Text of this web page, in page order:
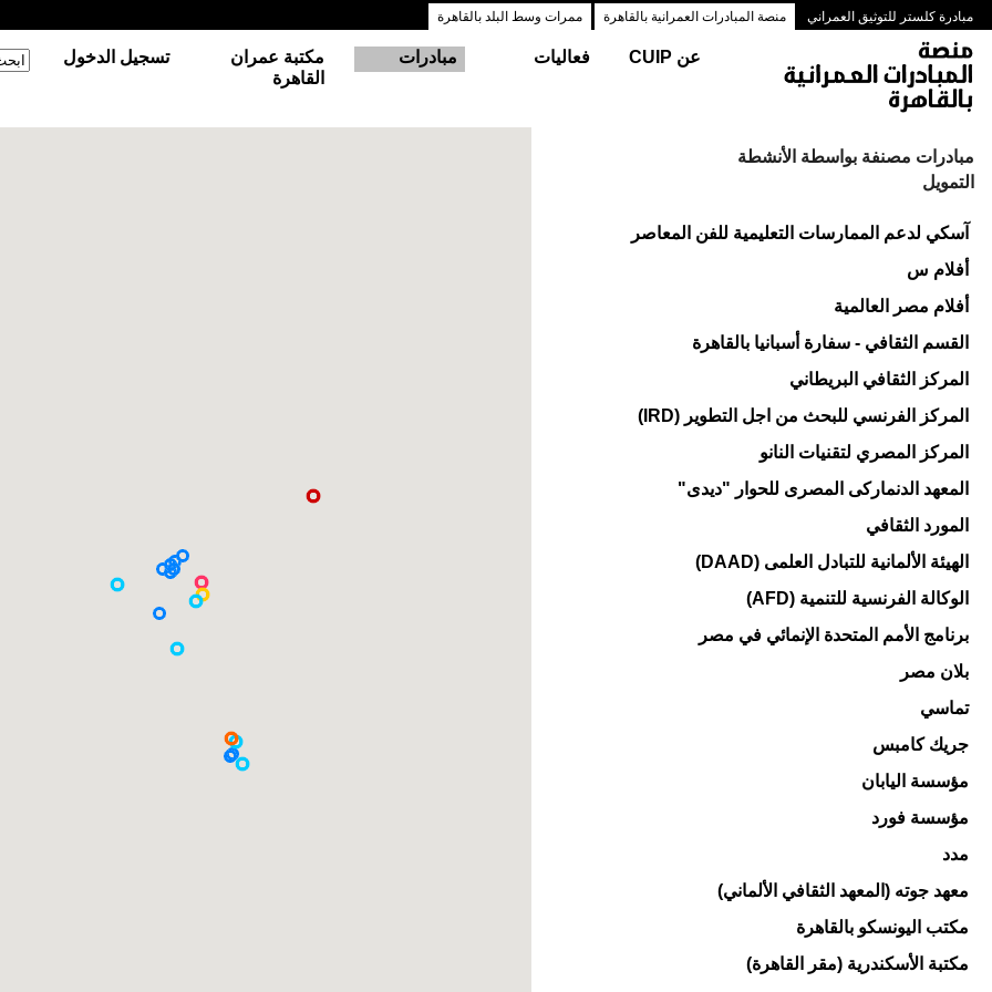
مبادرة كلستر للتوثيق العمراني منصة المبادرات العمرانية بالقاهرة ممرات وسط البلد بالقاهرة
عن CUIP فعاليات مبادرات
مكتبة عمران
القاهرة
تسجيل الدخول
مبادرات مصنفة بواسطة الأنشطة
التمويل
آسكي لدعم الممارسات التعليمية للفن المعاصر
أفلام س
أفلام مصر العالمية
القسم الثقافي - سفارة أسبانيا بالقاهرة
المركز الثقافي البريطاني
المركز الفرنسي للبحث من اجل التطوير (IRD)
المركز المصري لتقنيات النانو
المعهد الدنماركى المصرى للحوار "ديدى"
المورد الثقافي
الهيئة الألمانية للتبادل العلمى (DAAD)
الوكالة الفرنسية للتنمية (AFD)
برنامج الأمم المتحدة الإنمائي في مصر
بلان مصر
تماسي
جريك كامبس
مؤسسة اليابان
مؤسسة فورد
مدد
معهد جوته (المعهد الثقافي الألماني)
مكتب اليونسكو بالقاهرة
مكتبة الأسكندرية (مقر القاهرة)